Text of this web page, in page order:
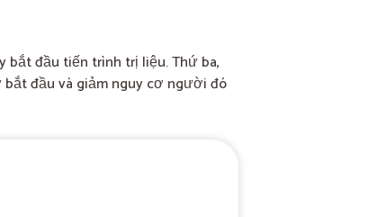
bắt đầu tiến trình trị liệu. Thứ ba,
đầu và giảm nguy cơ người đó